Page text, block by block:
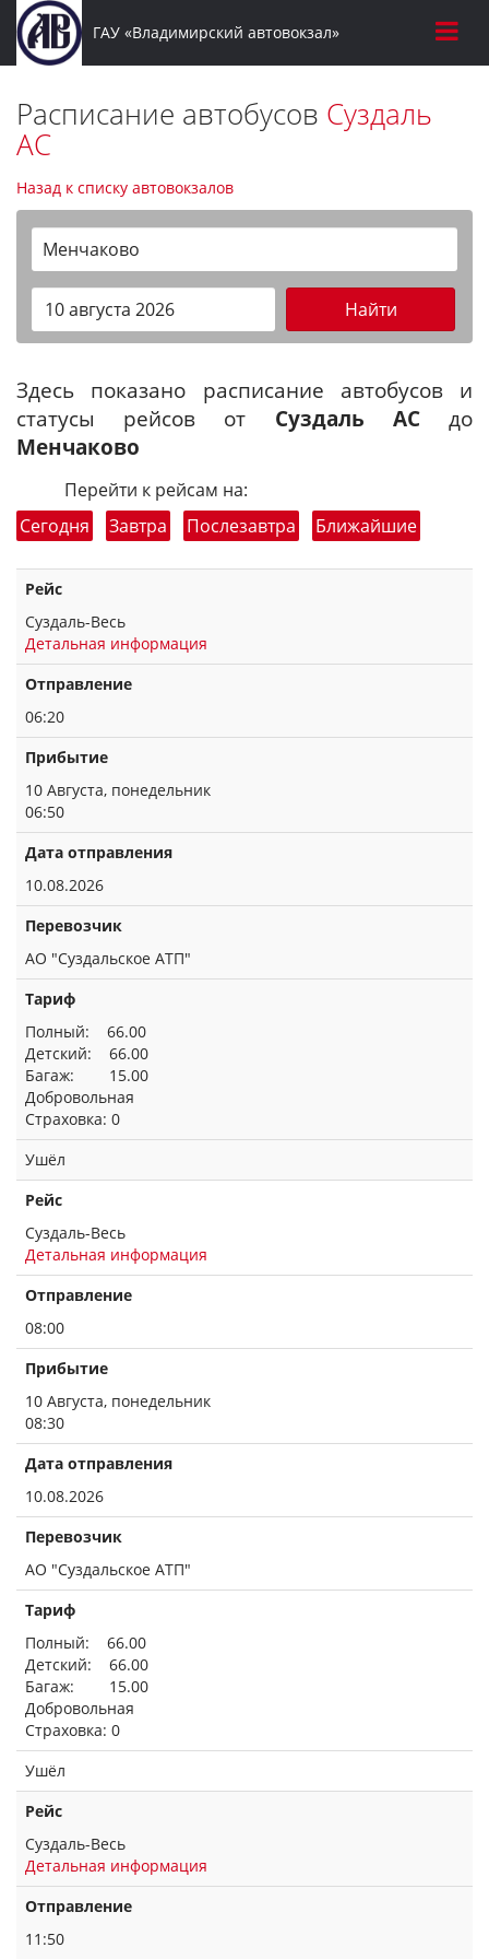
ГАУ «Владимирский автовокзал»
Расписание автобусов Суздаль
АС
Назад к списку автовокзалов
Менчаково
Найти
Здесь показано расписание автобусов и
статусы рейсов от Суздаль АСдо
Менчаково
Перейти к рейсам на:
Сегодня
Завтра Послезавтра Ближайшие
Рейс
Суздаль-Весь
Детальная информация
Отправление
06:20
Прибытие
10 Августа, понедельник
06:50
Дата отправления
10.08.2026
Перевозчик
АО "Суздальское АТП"
Тариф
Полный: 66.00
Детский: 66.00
Багаж: 15.00
Добровольная
Страховка: 0
Ушёл
Рейс
Суздаль-Весь
Детальная информация
Отправление
08:00
Прибытие
10 Августа, понедельник
08:30
Дата отправления
10.08.2026
Перевозчик
АО "Суздальское АТП"
Тариф
Полный: 66.00
Детский: 66.00
Багаж: 15.00
Добровольная
Страховка: 0
Ушёл
Рейс
Суздаль-Весь
Детальная информация
Отправление
11:50